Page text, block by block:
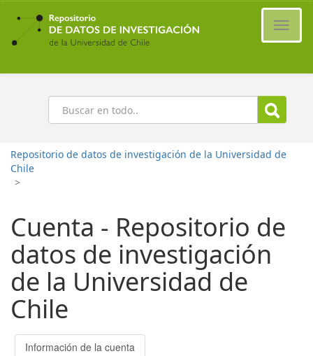
Ir
contenido
principal
Buscar
Repositorio de datos de investigación de la Universidad de
Chile
>
Cuenta - Repositorio de
datos de investigación
de la Universidad de
Chile
Información de la cuenta